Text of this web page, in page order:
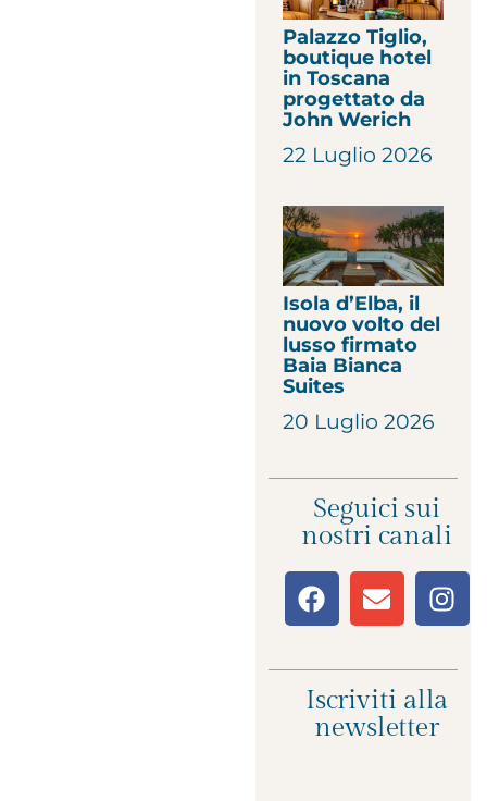
Palazzo Tiglio,
boutique hotel
in Toscana
progettato da
John Werich
22 Luglio 2026
Isola d’Elba, il
nuovo volto del
lusso firmato
Baia Bianca
Suites
20 Luglio 2026
Seguici sui
nostri canali
Iscriviti alla
newsletter